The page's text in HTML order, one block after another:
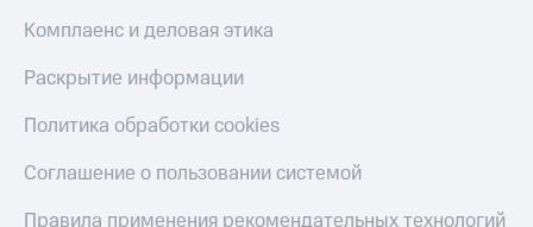
Комплаенс и деловая этика
Раскрытие информации
Политика обработки cookies
Соглашение о пользовании системой